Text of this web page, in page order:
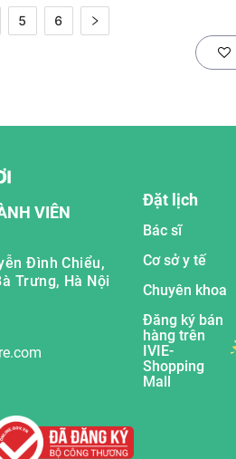
5 6
VIÊN
Đình Chiểu,
Trưng, Hà Nội
Đặt lịch
Bác sĩ
Cơ sở y tế
Chuyên khoa
Đăng ký bán
hàng trên
IVIE-
Shopping
Mall